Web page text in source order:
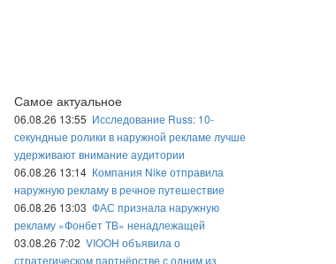
Самое актуальное
06.08.26 13:55 Исследование Russ: 10-
секундные ролики в наружной рекламе лучше
удерживают внимание аудитории
06.08.26 13:14 Компания Nike отправила
наружную рекламу в речное путешествие
06.08.26 13:03 ФАС признала наружную
рекламу «Фонбет ТВ» ненадлежащей
03.08.26 7:02 VIOOH объявила о
стратегическом партнёрстве с одним из